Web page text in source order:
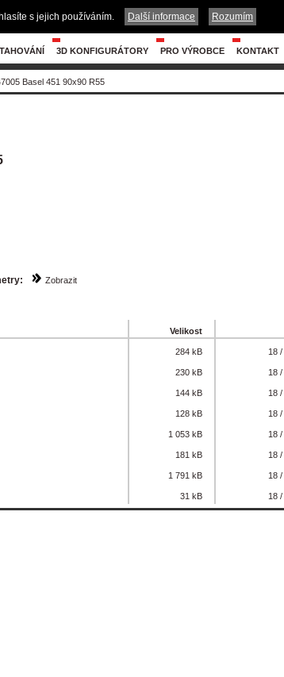
3D KONFIGURÁTORY PRO VÝROBCE KONTAKT
Basel 451 90x90 R55
Zobrazit
Velikost
284 kB 18
230 kB 18
144 kB 18
128 kB 18
1 053 kB 18
181 kB 18
1 791 kB 18
31 kB 18
s jejich používáním. Další informace Rozumím